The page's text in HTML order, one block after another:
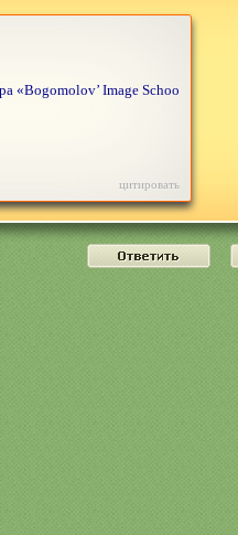
«Bogomolov’ Image Schoo
цитировать